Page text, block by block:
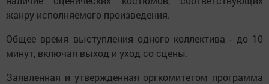
жанру исполняемого произведения.
Общее время выступления одного коллектива - до 10
минут, включая выход и уход со сцены.
Заявленная и утвержденная оргкомитетом программа